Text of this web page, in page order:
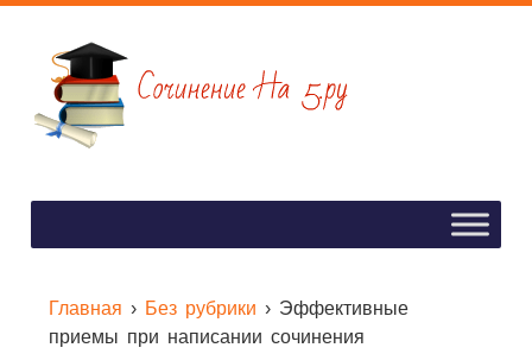
Главная › Без рубрики › Эффективные
приемы при написании сочинения